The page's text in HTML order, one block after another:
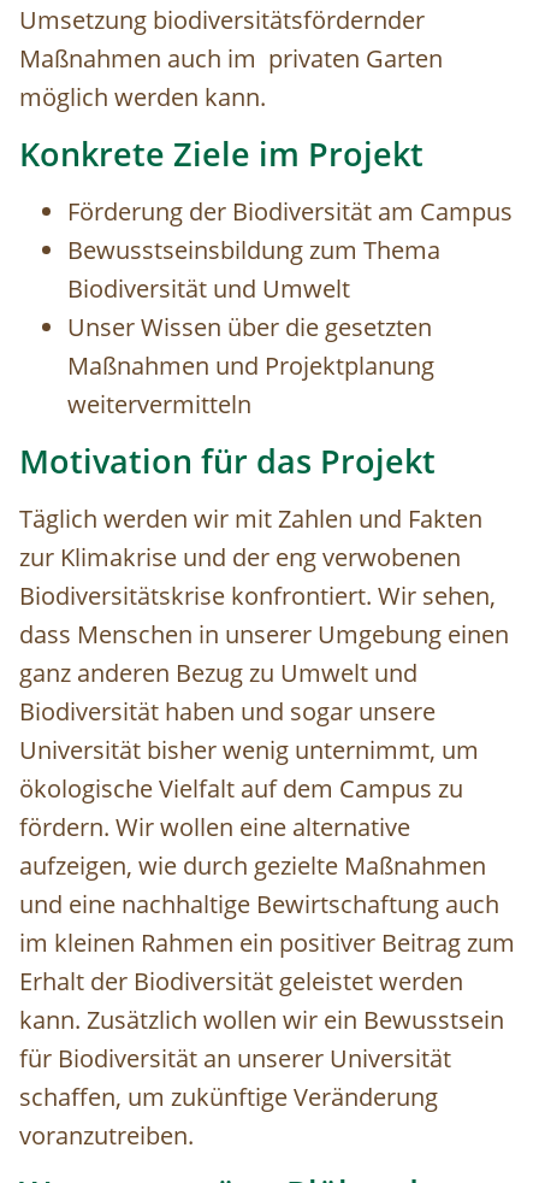
Umsetzung biodiversitätsfördernder
Maßnahmen auch im privaten Garten
möglich werden kann.
Konkrete Ziele im Projekt
Förderung der Biodiversität am Campus
Bewusstseinsbildung zum Thema
Biodiversität und Umwelt
Unser Wissen über die gesetzten
Maßnahmen und Projektplanung
weitervermitteln
Motivation für das Projekt
Täglich werden wir mit Zahlen und Fakten
zur Klimakrise und der eng verwobenen
Biodiversitätskrise konfrontiert. Wir sehen,
dass Menschen in unserer Umgebung einen
ganz anderen Bezug zu Umwelt und
Biodiversität haben und sogar unsere
Universität bisher wenig unternimmt, um
ökologische Vielfalt auf dem Campus zu
fördern. Wir wollen eine alternative
aufzeigen, wie durch gezielte Maßnahmen
und eine nachhaltige Bewirtschaftung auch
im kleinen Rahmen ein positiver Beitrag zum
Erhalt der Biodiversität geleistet werden
kann. Zusätzlich wollen wir ein Bewusstsein
für Biodiversität an unserer Universität
schaffen, um zukünftige Veränderung
voranzutreiben.